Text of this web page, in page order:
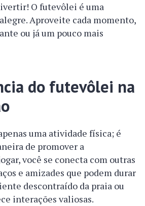
O futevôlei é uma
Aproveite cada momento,
ou já um pouco mais
do futevôlei na
uma atividade física; é
de promover a
você se conecta com outras
e amizades que podem durar
descontraído da praia ou
interações valiosas.